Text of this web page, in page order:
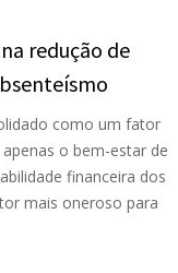
redução de
como um fator
o bem-estar de
financeira dos
mais oneroso para